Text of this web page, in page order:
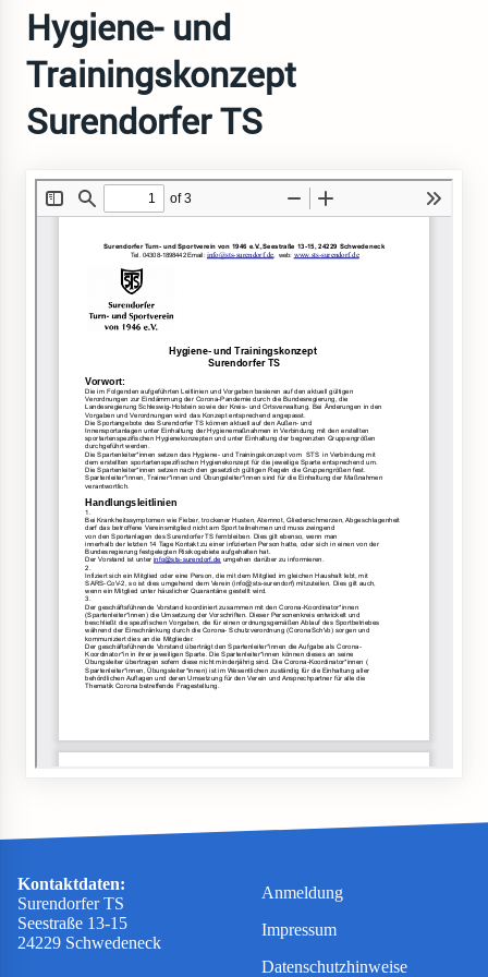
Hygiene- und
Trainingskonzept
Surendorfer TS
Kontaktdaten:
Surendorfer TS
Seestraße 13-15
24229 Schwedeneck
Anmeldung
Impressum
Datenschutzhinweise